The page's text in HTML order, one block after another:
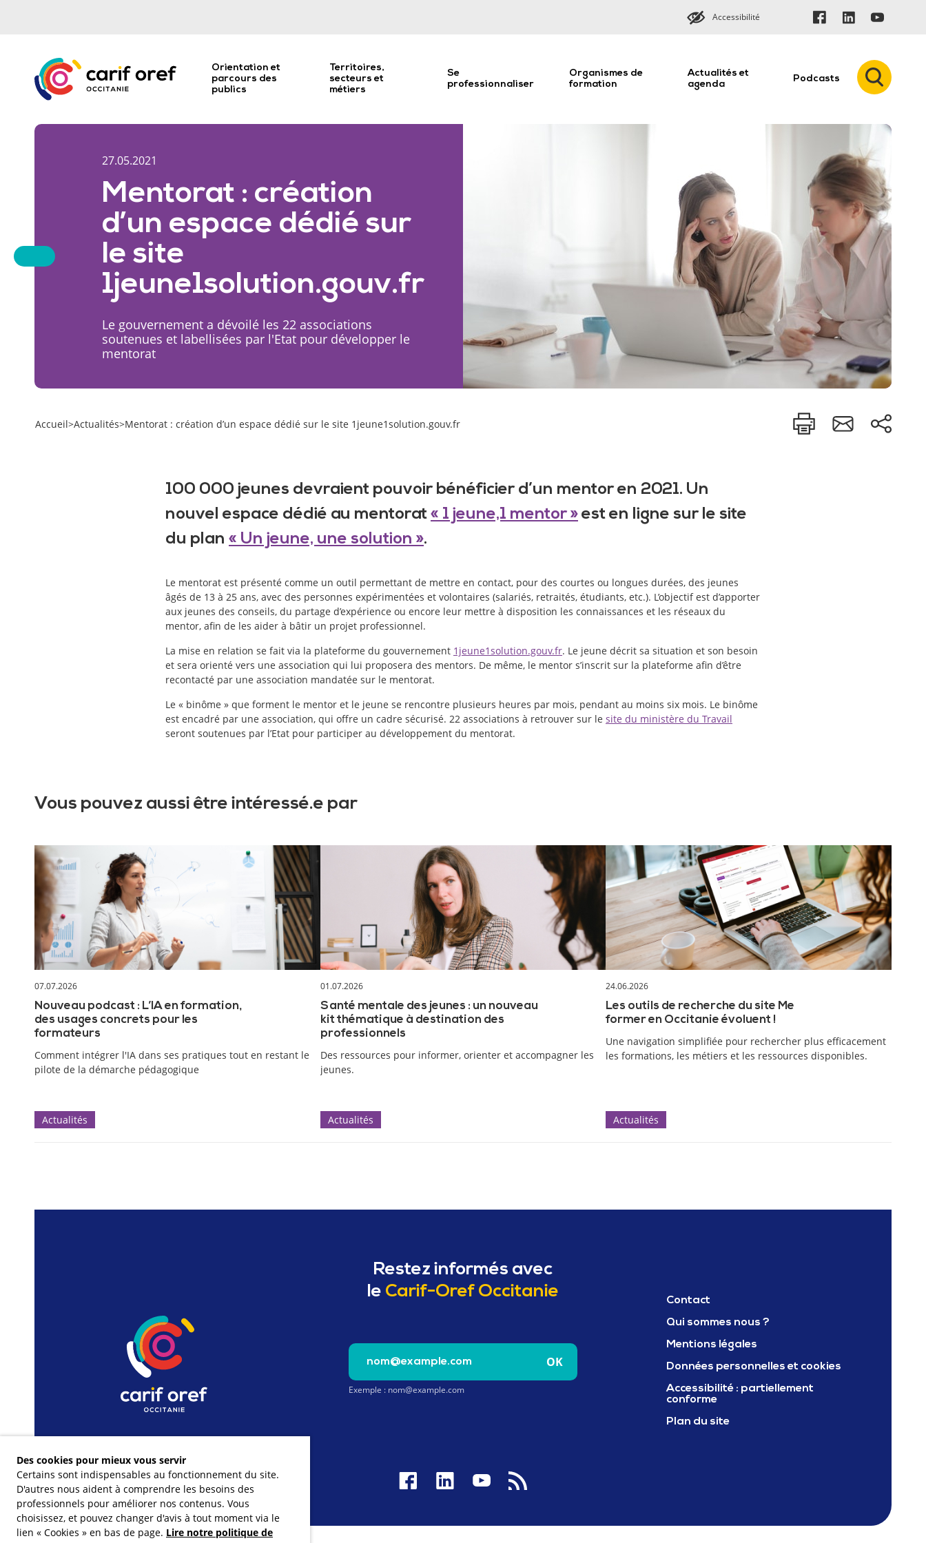
Accessibilité
Orientation et
parcours des
publics
Territoires,
secteurs et
métiers
Se
professionnaliser
Organismes de
formation
Actualités et
agenda
Podcasts
27.05.2021
Mentorat : création
d’un espace dédié sur
le site
1jeune1solution.gouv.fr
Le gouvernement a dévoilé les 22 associations
soutenues et labellisées par l'Etat pour développer le
mentorat
Accueil>Actualités>Mentorat : création d’un espace dédié sur le site 1jeune1solution.gouv.fr
100 000 jeunes devraient pouvoir bénéficier d’un mentor en 2021. Un
nouvel espace dédié au mentorat « 1 jeune,1 mentor » est en ligne sur le site
du plan « Un jeune, une solution ».
Le mentorat est présenté comme un outil permettant de mettre en contact, pour des courtes ou longues durées, des jeunes
âgés de 13 à 25 ans, avec des personnes expérimentées et volontaires (salariés, retraités, étudiants, etc.). L’objectif est d’apporter
aux jeunes des conseils, du partage d’expérience ou encore leur mettre à disposition les connaissances et les réseaux du
mentor, afin de les aider à bâtir un projet professionnel.
La mise en relation se fait via la plateforme du gouvernement 1jeune1solution.gouv.fr. Le jeune décrit sa situation et son besoin
et sera orienté vers une association qui lui proposera des mentors. De même, le mentor s’inscrit sur la plateforme afin d’être
recontacté par une association mandatée sur le mentorat.
Le « binôme » que forment le mentor et le jeune se rencontre plusieurs heures par mois, pendant au moins six mois. Le binôme
est encadré par une association, qui offre un cadre sécurisé. 22 associations à retrouver sur le site du ministère du Travail
seront soutenues par l’Etat pour participer au développement du mentorat.
Vous pouvez aussi être intéressé.e par
07.07.2026
Nouveau podcast : L’IA en formation,
des usages concrets pour les
formateurs
Comment intégrer l'IA dans ses pratiques tout en restant le
pilote de la démarche pédagogique
Actualités
01.07.2026
Santé mentale des jeunes : un nouveau
kit thématique à destination des
professionnels
Des ressources pour informer, orienter et accompagner les
jeunes.
Actualités
24.06.2026
Les outils de recherche du site Me
former en Occitanie évoluent !
Une navigation simplifiée pour rechercher plus efficacement
les formations, les métiers et les ressources disponibles.
Actualités
Restez informés avec
le Carif-Oref Occitanie
Saisissez votre e-mail pour vous inscrire à la newsletter Carif oref occitanie
Exemple : nom@example.com
OK
Contact
Qui sommes nous ?
Mentions légales
Données personnelles et cookies
Accessibilité : partiellement
conforme
Plan du site
Des cookies pour mieux vous servir
Certains sont indispensables au fonctionnement du site.
D'autres nous aident à comprendre les besoins des
professionnels pour améliorer nos contenus. Vous
choisissez, et pouvez changer d'avis à tout moment via le
lien « Cookies » en bas de page. Lire notre politique de